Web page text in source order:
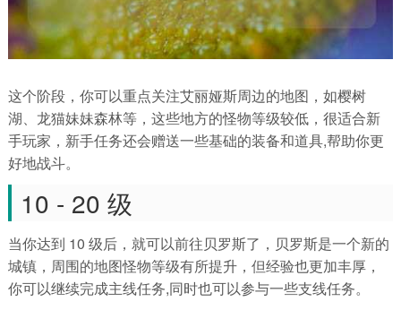
这个阶段，你可以重点关注艾丽娅斯周边的地图，如樱树
湖、龙猫妹妹森林等，这些地方的怪物等级较低，很适合新
手玩家，新手任务还会赠送一些基础的装备和道具,帮助你更
好地战斗。
10 - 20 级
当你达到 10 级后，就可以前往贝罗斯了，贝罗斯是一个新的
城镇，周围的地图怪物等级有所提升，但经验也更加丰厚，
你可以继续完成主线任务,同时也可以参与一些支线任务。